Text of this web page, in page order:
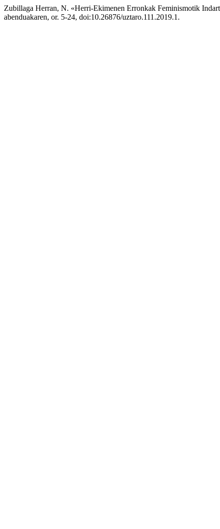
Zubillaga Herran, N. «Herri-Ekimenen Erronkak Feminismotik
abenduakaren, or. 5-24, doi:10.26876/uztaro.111.2019.1.